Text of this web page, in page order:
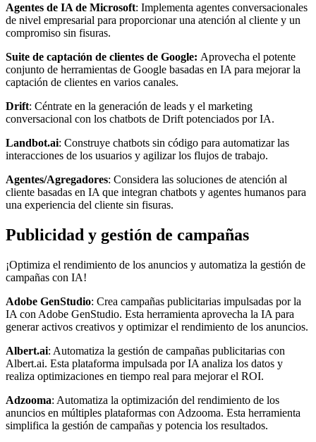
Agentes de IA de Microsoft: Implementa agentes conversacionales
de nivel empresarial para proporcionar una atención al cliente y un
compromiso sin fisuras.
Suite de captación de clientes de Google: Aprovecha el potente
conjunto de herramientas de Google basadas en IA para mejorar la
captación de clientes en varios canales.
Drift: Céntrate en la generación de leads y el marketing
conversacional con los chatbots de Drift potenciados por IA.
Landbot.ai: Construye chatbots sin código para automatizar las
interacciones de los usuarios y agilizar los flujos de trabajo.
Agentes/Agregadores: Considera las soluciones de atención al
cliente basadas en IA que integran chatbots y agentes humanos para
una experiencia del cliente sin fisuras.
Publicidad y gestión de campañas
¡Optimiza el rendimiento de los anuncios y automatiza la gestión de
campañas con IA!
Adobe GenStudio: Crea campañas publicitarias impulsadas por la
IA con Adobe GenStudio. Esta herramienta aprovecha la IA para
generar activos creativos y optimizar el rendimiento de los anuncios.
Albert.ai: Automatiza la gestión de campañas publicitarias con
Albert.ai. Esta plataforma impulsada por IA analiza los datos y
realiza optimizaciones en tiempo real para mejorar el ROI.
Adzooma: Automatiza la optimización del rendimiento de los
anuncios en múltiples plataformas con Adzooma. Esta herramienta
simplifica la gestión de campañas y potencia los resultados.